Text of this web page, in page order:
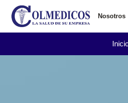
Nosotros